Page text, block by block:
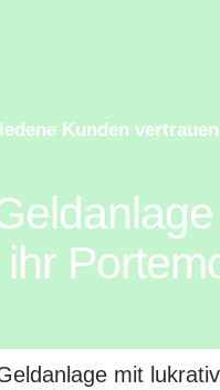
Kunden
mit